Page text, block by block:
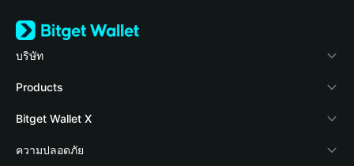
บริษัท
เกี่ยวกับ Bitget Wallet
Blog
Academy
Products
Crypto Card
Stablecoin Earn
Bitget Wallet X
นักพัฒนา
ความปลอดภัย